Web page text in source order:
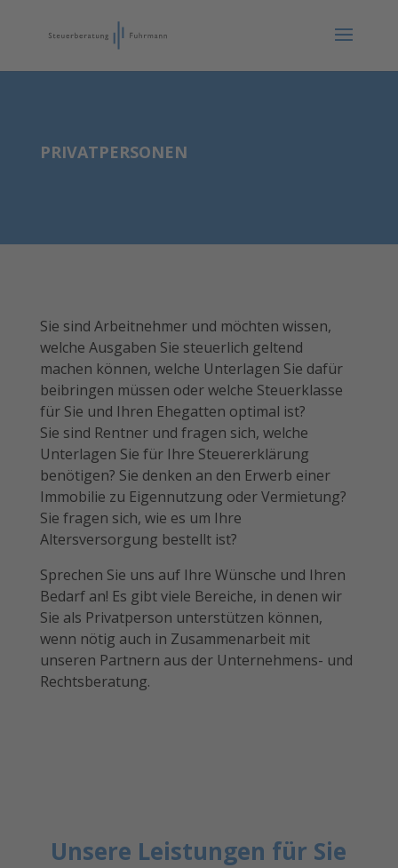
PRIVATPERSONEN
Sie sind Arbeitnehmer und möchten wissen,
welche Ausgaben Sie steuerlich geltend
machen können, welche Unterlagen Sie dafür
beibringen müssen oder welche Steuerklasse
für Sie und Ihren Ehegatten optimal ist?
Sie sind Rentner und fragen sich, welche
Unterlagen Sie für Ihre Steuererklärung
benötigen? Sie denken an den Erwerb einer
Immobilie zu Eigennutzung oder Vermietung?
Sie fragen sich, wie es um Ihre
Altersversorgung bestellt ist?
Sprechen Sie uns auf Ihre Wünsche und Ihren
Bedarf an! Es gibt viele Bereiche, in denen wir
Sie als Privatperson unterstützen können,
wenn nötig auch in Zusammenarbeit mit
unseren Partnern aus der Unternehmens- und
Rechtsberatung.
Unsere Leistungen für Sie